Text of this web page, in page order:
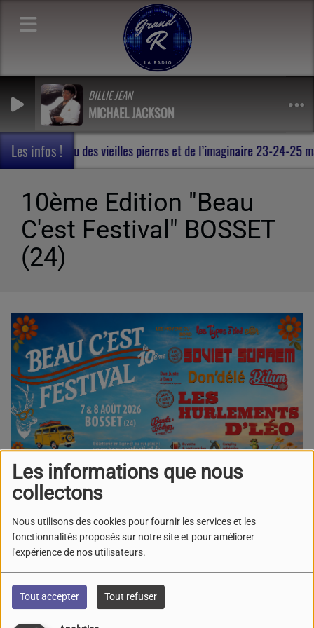
Les informations que nous
collectons
Nous utilisons des cookies pour fournir les services et les
fonctionnalités proposés sur notre site et pour améliorer
l'expérience de nos utilisateurs.
Tout accepter Tout refuser
BILLIE JEAN
MICHAEL JACKSON
Les infos !
en Terres de Rohan , au milieu des vieilles pierres et de
10ème Edition "Beau
C'est Festival" BOSSET
(24)
25 juin 2026 - 611 vues
au08 août 2026 à 23h55
Le Stade